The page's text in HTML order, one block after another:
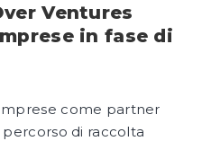
Ventures
in fase di
come partner
di raccolta